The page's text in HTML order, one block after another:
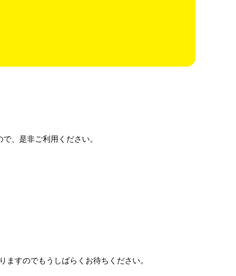
、是非ご利用ください。
ますのでもうしばらくお待ちください。